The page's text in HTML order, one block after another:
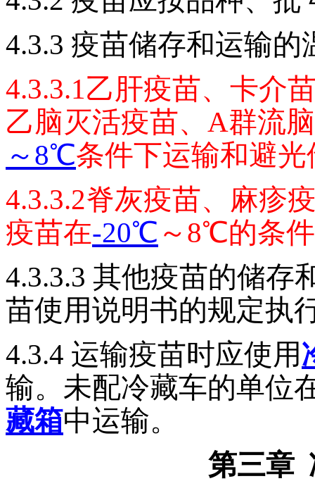
4.3.3 疫苗储存和运输的
4.3.3.1乙肝疫苗、卡介
乙脑灭活疫苗、A群流
～8℃条件下运输和避光
4.3.3.2脊灰疫苗、麻疹
疫苗在-20℃ ～8℃的条
4.3.3.3 其他疫苗的储存
苗使用说明书的规定执
4.3.4 运输疫苗时应使用
输。未配冷藏车的单位
藏箱中运输。
第三章